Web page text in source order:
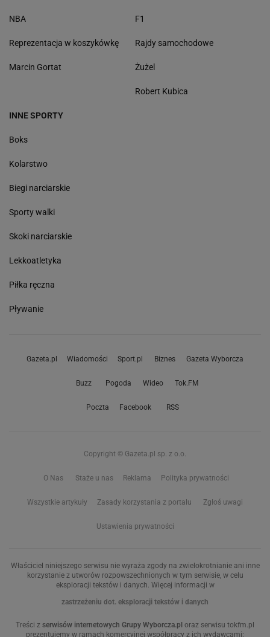
NBA
Reprezentacja w koszykówkę
Marcin Gortat
F1
Rajdy samochodowe
Żużel
Robert Kubica
INNE SPORTY
Boks
Kolarstwo
Biegi narciarskie
Sporty walki
Skoki narciarskie
Lekkoatletyka
Piłka ręczna
Pływanie
Gazeta.pl Wiadomości Sport.pl Biznes Gazeta Wyborcza
Buzz Pogoda Wideo Tok.FM
Poczta Facebook RSS
Copyright © Gazeta.pl sp. z o.o.
O Nas Staże u nas Reklama Polityka prywatności
Wszystkie artykuły Zasady korzystania z portalu Zgłoś uwagi
Ustawienia prywatności
Właściciel niniejszego serwisu nie wyraża zgody na zwielokrotnianie ani inne
korzystanie z utworów rozpowszechnionych w tym serwisie, w celu
eksploracji tekstów i danych. Więcej informacji w
zastrzeżeniu dot. eksploracji tekstów i danych
Treści z serwisów internetowych Grupy Wyborcza.pl oraz serwisu tokfm.pl
prezentujemy w ramach komercyjnej współpracy z ich wydawcami: